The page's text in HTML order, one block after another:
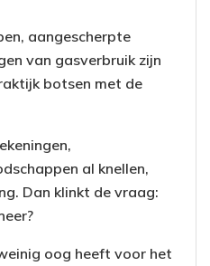
aangescherpte
van gasverbruik zijn
botsen met de
al knellen,
Dan klinkt de vraag:
oog heeft voor het